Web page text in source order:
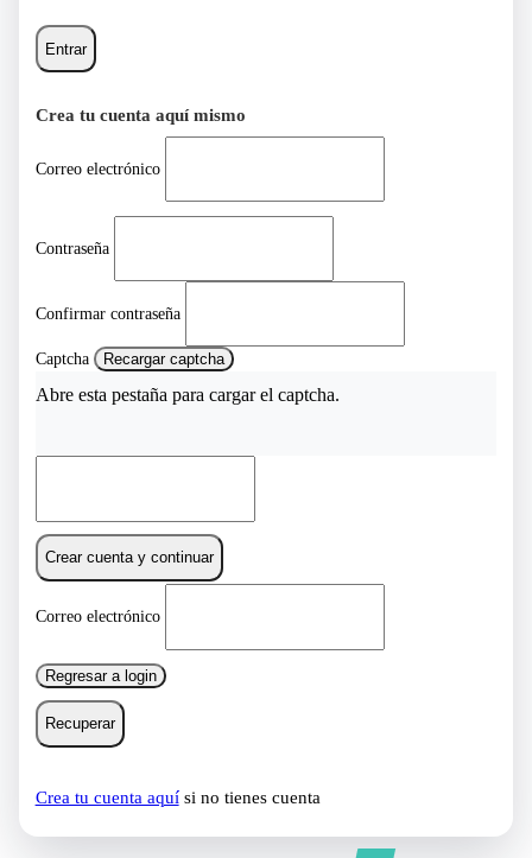
Entrar
Crea tu cuenta aquí mismo
Correo electrónico
Contraseña
Confirmar contraseña
Captcha Recargar captcha
Abre esta pestaña para cargar el captcha.
Crear cuenta y continuar
Correo electrónico
Regresar a login
Recuperar
Crea tu cuenta aquísi no tienes cuenta